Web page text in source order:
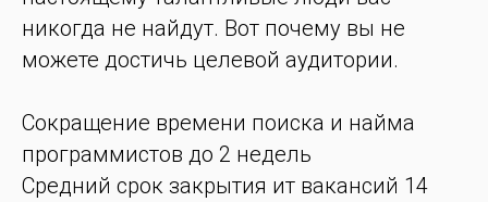
никогда не найдут. Вот почему вы не
можете достичь целевой аудитории.
Сокращение времени поиска и найма
программистов до 2 недель
Средний срок закрытия ит вакансий 14